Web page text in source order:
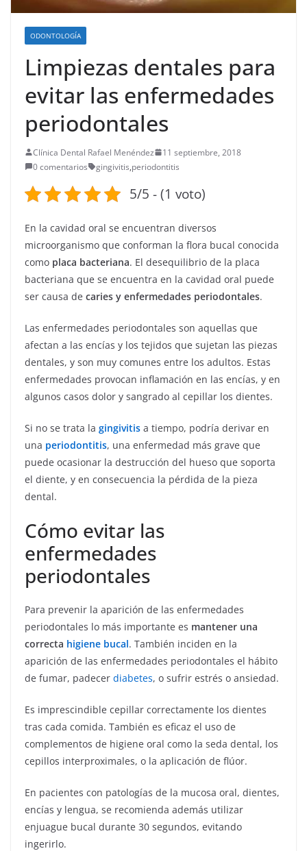
ODONTOLOGÍA
Limpiezas dentales para
evitar las enfermedades
periodontales
Clínica Dental Rafael Menéndez
11 septiembre, 2018
0 comentarios
gingivitis,periodontitis
5/5 - (1 voto)
En la cavidad oral se encuentran diversos
microorganismo que conforman la flora bucal conocida
como placa bacteriana. El desequilibrio de la placa
bacteriana que se encuentra en la cavidad oral puede
ser causa de caries y enfermedades periodontales.
Las enfermedades periodontales son aquellas que
afectan a las encías y los tejidos que sujetan las piezas
dentales, y son muy comunes entre los adultos. Estas
enfermedades provocan inflamación en las encías, y en
algunos casos dolor y sangrado al cepillar los dientes.
Si no se trata la gingivitis a tiempo, podría derivar en
una periodontitis, una enfermedad más grave que
puede ocasionar la destrucción del hueso que soporta
el diente, y en consecuencia la pérdida de la pieza
dental.
Cómo evitar las
enfermedades
periodontales
Para prevenir la aparición de las enfermedades
periodontales lo más importante es mantener una
correcta higiene bucal. También inciden en la
aparición de las enfermedades periodontales el hábito
de fumar, padecer diabetes, o sufrir estrés o ansiedad.
Es imprescindible cepillar correctamente los dientes
tras cada comida. También es eficaz el uso de
complementos de higiene oral como la seda dental, los
cepillos interproximales, o la aplicación de flúor.
En pacientes con patologías de la mucosa oral, dientes,
encías y lengua, se recomienda además utilizar
enjuague bucal durante 30 segundos, evitando
ingerirlo.